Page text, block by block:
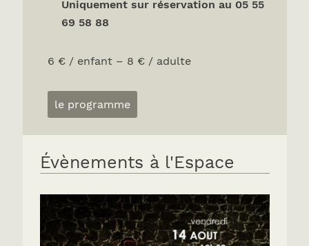
Uniquement sur réservation au 05 55
69 58 88
6 € / enfant – 8 € / adulte
le programme
Évènements à l'Espace